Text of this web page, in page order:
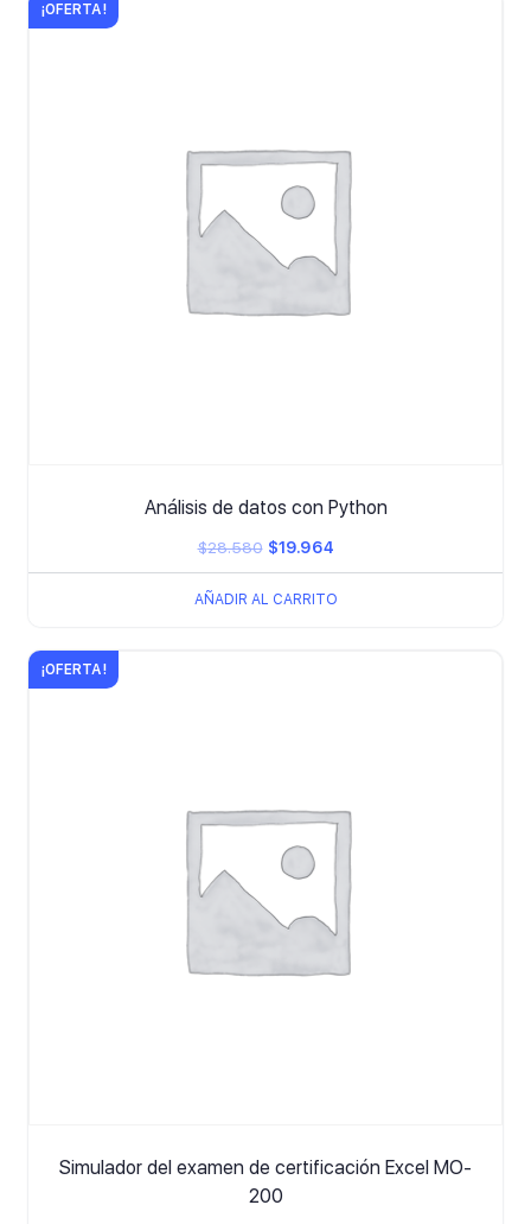
¡OFERTA!
Análisis de datos con Python
$28.580 El
precio
original
$19.964El
precio
actual
AÑADIR AL CARRITO
¡OFERTA!
Simulador del examen de certificación Excel MO-
200